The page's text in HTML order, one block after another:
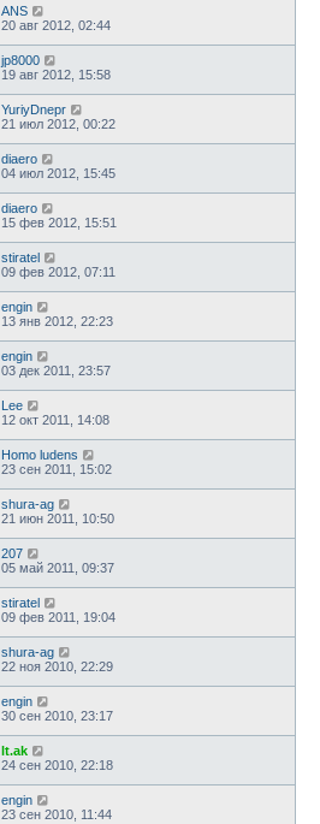
ANS
20 авг 2012, 02:44
jp8000
19 авг 2012, 15:58
YuriyDnepr
21 июл 2012, 00:22
diaero
04 июл 2012, 15:45
diaero
15 фев 2012, 15:51
stiratel
09 фев 2012, 07:11
engin
13 янв 2012, 22:23
engin
03 дек 2011, 23:57
Lee
12 окт 2011, 14:08
Homo ludens
23 сен 2011, 15:02
shura-ag
21 июн 2011, 10:50
207
05 май 2011, 09:37
stiratel
09 фев 2011, 19:04
shura-ag
22 ноя 2010, 22:29
engin
30 сен 2010, 23:17
lt.ak
24 сен 2010, 22:18
engin
23 сен 2010, 11:44